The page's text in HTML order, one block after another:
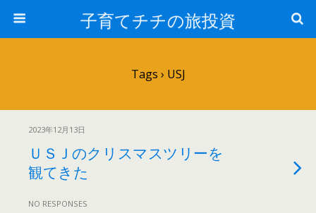
子育てチチの旅投資
Tags › USJ
2023年12月13日
ＵＳＪのクリスマスツリーを
観てきた
NO RESPONSES